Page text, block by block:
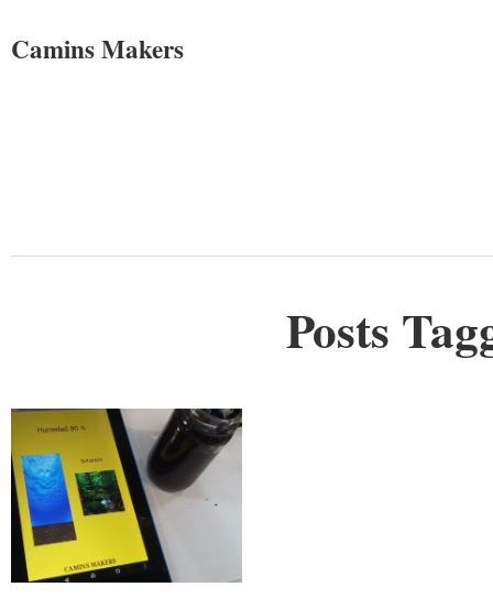
Camins Makers
Posts